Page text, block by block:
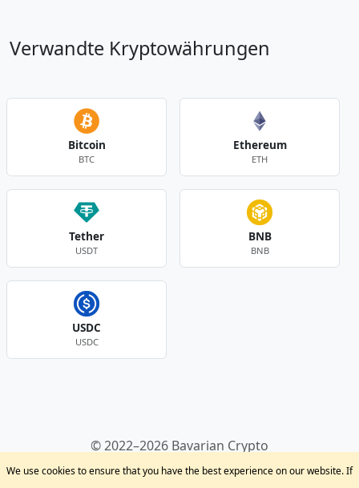
Verwandte Kryptowährungen
Bitcoin
BTC
Ethereum
ETH
Tether
USDT
BNB
BNB
USDC
USDC
© 2022–2026 Bavarian Crypto
Kryptowährungen
Privacy Policy
Disclaimer
We use cookies to ensure that you have the best experience on our website. If